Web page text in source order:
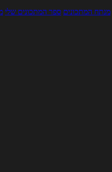
מנתח המתכונים ספר המתכונים שלי